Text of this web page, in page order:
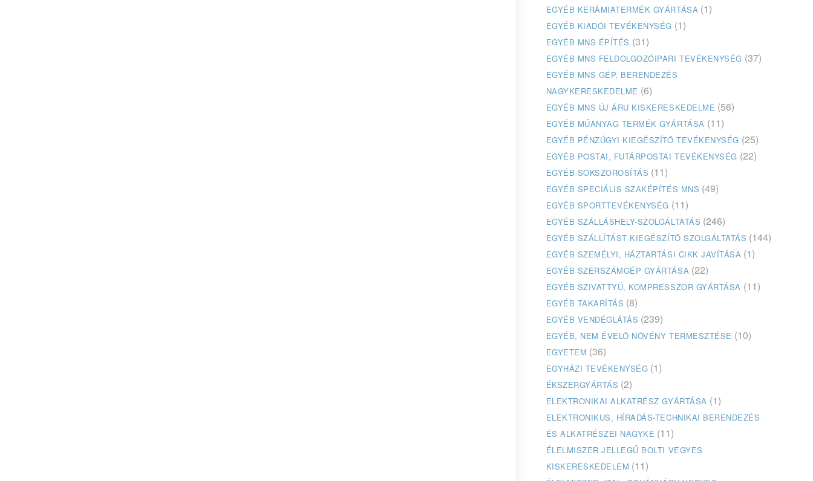
EGYÉB KERÁMIATERMÉK GYÁRTÁSA (1)
EGYÉB KIADÓI TEVÉKENYSÉG (1)
EGYÉB MNS ÉPÍTÉS (31)
EGYÉB MNS FELDOLGOZÓIPARI TEVÉKENYSÉG (37)
EGYÉB MNS GÉP, BERENDEZÉS
NAGYKERESKEDELME (6)
EGYÉB MNS ÚJ ÁRU KISKERESKEDELME (56)
EGYÉB MŰANYAG TERMÉK GYÁRTÁSA (11)
EGYÉB PÉNZÜGYI KIEGÉSZÍTŐ TEVÉKENYSÉG (25)
EGYÉB POSTAI, FUTÁRPOSTAI TEVÉKENYSÉG (22)
EGYÉB SOKSZOROSÍTÁS (11)
EGYÉB SPECIÁLIS SZAKÉPÍTÉS MNS (49)
EGYÉB SPORTTEVÉKENYSÉG (11)
EGYÉB SZÁLLÁSHELY-SZOLGÁLTATÁS (246)
EGYÉB SZÁLLÍTÁST KIEGÉSZÍTŐ SZOLGÁLTATÁS (144)
EGYÉB SZEMÉLYI, HÁZTARTÁSI CIKK JAVÍTÁSA (1)
EGYÉB SZERSZÁMGÉP GYÁRTÁSA (22)
EGYÉB SZIVATTYÚ, KOMPRESSZOR GYÁRTÁSA (11)
EGYÉB TAKARÍTÁS (8)
EGYÉB VENDÉGLÁTÁS (239)
EGYÉB, NEM ÉVELŐ NÖVÉNY TERMESZTÉSE (10)
EGYETEM (36)
EGYHÁZI TEVÉKENYSÉG (1)
ÉKSZERGYÁRTÁS (2)
ELEKTRONIKAI ALKATRÉSZ GYÁRTÁSA (1)
ELEKTRONIKUS, HÍRADÁS-TECHNIKAI BERENDEZÉS
ÉS ALKATRÉSZEI NAGYKE (11)
ÉLELMISZER JELLEGŰ BOLTI VEGYES
KISKERESKEDELEM (11)